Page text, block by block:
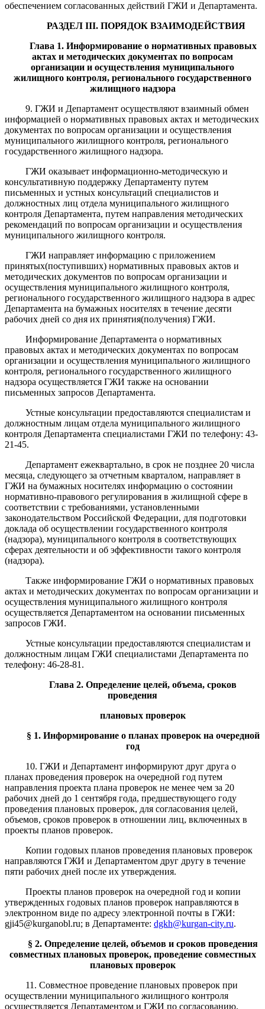
обеспечением согласованных действий ГЖИ и Департамента.
РАЗДЕЛ III.ПОРЯДОК ВЗАИМОДЕЙСТВИЯ
Глава 1. Информирование о нормативных правовых
актах и методических документах по вопросам
организации и осуществления муниципального
жилищного контроля, регионального государственного
жилищного надзора
9. ГЖИ и Департамент осуществляют взаимный обмен
информацией о нормативных правовых актах и методических
документах по вопросам организации и осуществления
муниципального жилищного контроля, регионального
государственного жилищного надзора.
ГЖИ оказывает информационно-методическую и
консультативную поддержку Департаменту путем
письменных и устных консультаций специалистов и
должностных лиц отдела муниципального жилищного
контроля Департамента, путем направления методических
рекомендаций по вопросам организации и осуществления
муниципального жилищного контроля.
ГЖИ направляет информацию с приложением
принятых(поступивших) нормативных правовых актов и
методических документов по вопросам организации и
осуществления муниципального жилищного контроля,
регионального государственного жилищного надзора в адрес
Департамента на бумажных носителях в течение десяти
рабочих дней со дня их принятия(получения) ГЖИ.
Информирование Департамента о нормативных
правовых актах и методических документах по вопросам
организации и осуществления муниципального жилищного
контроля, регионального государственного жилищного
надзора осуществляется ГЖИ также на основании
письменных запросов Департамента.
Устные консультации предоставляются специалистам и
должностным лицам отдела муниципального жилищного
контроля Департамента специалистами ГЖИ по телефону: 43-
21-45.
Департамент ежеквартально, в срок не позднее 20 числа
месяца, следующего за отчетным кварталом, направляет в
ГЖИ на бумажных носителях информацию о состоянии
нормативно-правового регулирования в жилищной сфере в
соответствии с требованиями, установленными
законодательством Российской Федерации, для подготовки
доклада об осуществлении государственного контроля
(надзора), муниципального контроля в соответствующих
сферах деятельности и об эффективности такого контроля
(надзора).
Также информирование ГЖИ о нормативных правовых
актах и методических документах по вопросам организации и
осуществления муниципального жилищного контроля
осуществляется Департаментом на основании письменных
запросов ГЖИ.
Устные консультации предоставляются специалистам и
должностным лицам ГЖИ специалистами Департамента по
телефону: 46-28-81.
Глава 2.Определение целей, объема, сроков
проведения
плановых проверок
§ 1. Информирование о планах проверок на очередной
год
10. ГЖИ и Департамент информируют друг друга о
планах проведения проверок на очередной год путем
направления проекта плана проверок не менее чем за 20
рабочих дней до 1 сентября года, предшествующего году
проведения плановых проверок, для согласования целей,
объемов, сроков проверок в отношении лиц, включенных в
проекты планов проверок.
Копии годовых планов проведения плановых проверок
направляются ГЖИ и Департаментом друг другу в течение
пяти рабочих дней после их утверждения.
Проекты планов проверок на очередной год и копии
утвержденных годовых планов проверок направляются в
электронном виде по адресу электронной почты в ГЖИ:
gji45@kurganobl.ru; в Департаменте: dgkh@kurgan-city.ru.
§ 2.Определение целей, объемов и сроков проведения
совместных плановых проверок, проведение совместных
плановыхпроверок
11. Совместное проведение плановых проверок при
осуществлении муниципального жилищного контроля
осуществляется Департаментом и ГЖИ по согласованию.